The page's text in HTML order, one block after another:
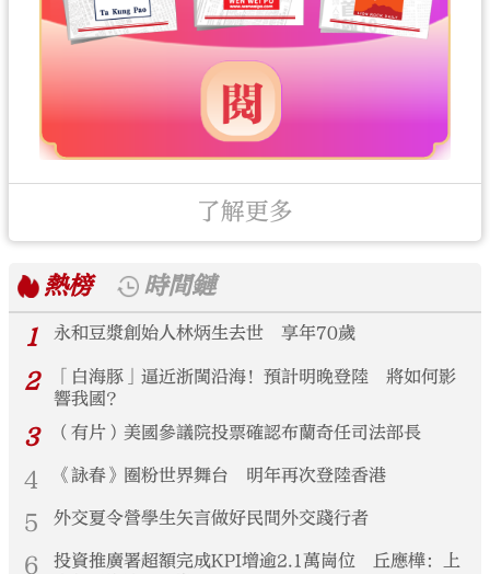
了解更多
熱榜
時間鏈
1
永和豆漿創始人林炳生去世 享年70歲
2
「白海豚」逼近浙閩沿海！預計明晚登陸 將如何影
響我國？
3 （有片）美國參議院投票確認布蘭奇任司法部長
4 《詠春》圈粉世界舞台 明年再次登陸香港
5 外交夏令營學生矢言做好民間外交踐行者
6
投資推廣署超額完成KPI增逾2.1萬崗位 丘應樺：上